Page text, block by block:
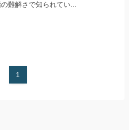
難解さで知られてい...
1